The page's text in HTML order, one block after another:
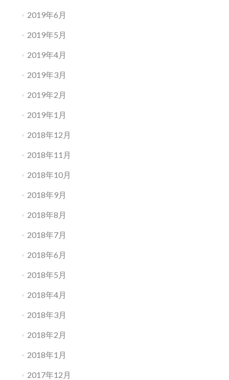
2019年6月
2019年5月
2019年4月
2019年3月
2019年2月
2019年1月
2018年12月
2018年11月
2018年10月
2018年9月
2018年8月
2018年7月
2018年6月
2018年5月
2018年4月
2018年3月
2018年2月
2018年1月
2017年12月